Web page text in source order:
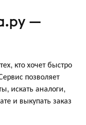
—
кто хочет быстро
позволяет
искать аналоги,
и выкупать заказ